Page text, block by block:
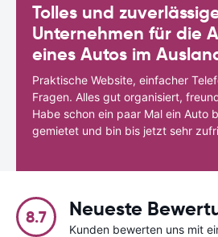
Tolles und
Unternehmen für die
eines Autos im
Praktische Website, einfacher
Fragen. Alles gut organisiert,
Habe schon ein paar Mal ein Auto
gemietet und bin bis jetzt sehr
8.7 Neueste
Kunden bewerten uns mit